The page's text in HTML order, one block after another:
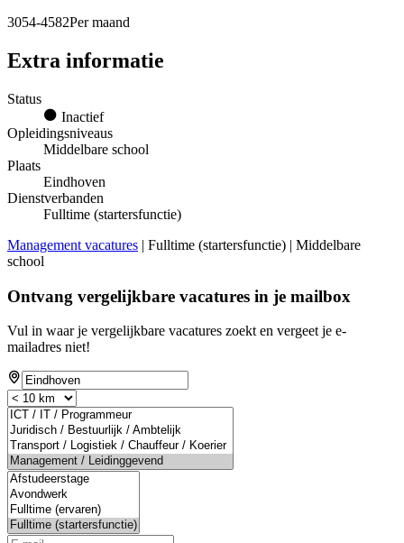
3054-4582Per maand
Extra informatie
Status
Inactief
Opleidingsniveaus
Middelbare school
Plaats
Eindhoven
Dienstverbanden
Fulltime (startersfunctie)
Management vacatures | Fulltime (startersfunctie) | Middelbare
school
Ontvang vergelijkbare vacatures in je mailbox
Vul in waar je vergelijkbare vacatures zoekt en vergeet je e-
mailadres niet!